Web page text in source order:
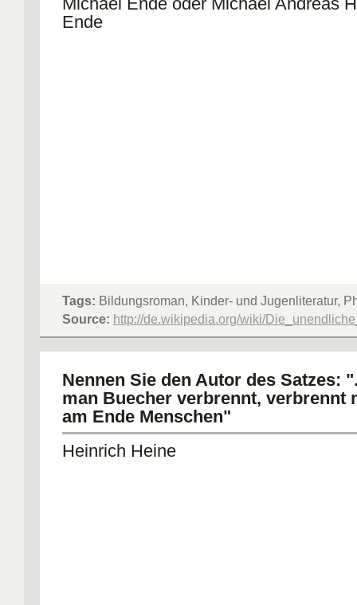
Ende
Tags: Bildungsroman, Kinder- und Jugenliteratur,
Source: http://de.wikipedia.org/wiki/
Nennen Sie den Autor des Satzes:
man Buecher verbrennt, verbrennt
am Ende Menschen"
Heinrich Heine